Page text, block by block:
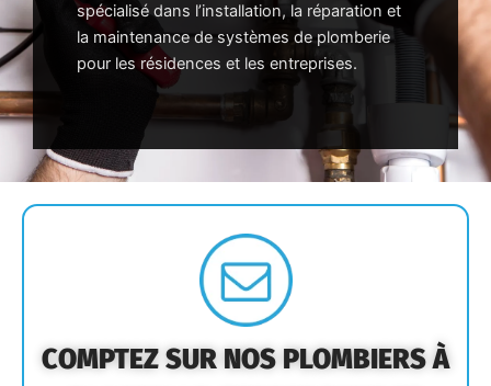
spécialisé dans l’installation, la réparation et
la maintenance de systèmes de plomberie
pour les résidences et les entreprises.
COMPTEZ SUR NOS PLOMBIERS À